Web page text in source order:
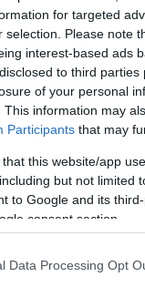
for targeted
selection. Please note
interest-based ads
to third
of your personal
This information may
Participants that may
that this website/app
but not limited
to Google and its
consent section.
Data Processing Opt
από
σχηματίστηκε
που
και